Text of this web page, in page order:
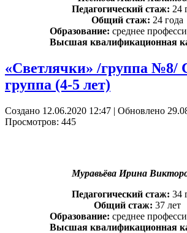
Педагогический стаж: 24
Общий стаж: 24 года
Образование: среднее
Высшая квалификационная
«Светлячки» /группа №8/
группа (4-5 лет)
Создано 12.06.2020 12:47 | Обновлено
Просмотров: 445
Муравьёва Ирина
Педагогический стаж: 34
Общий стаж: 37 лет
Образование: среднее
Высшая квалификационная